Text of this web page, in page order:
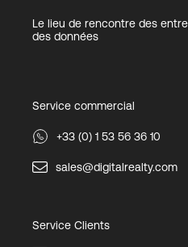
Le lieu de rencontre des
des données
Service commercial
+33 (0) 1 53 56 36 10
sales@digitalrealty.com
Service Clients